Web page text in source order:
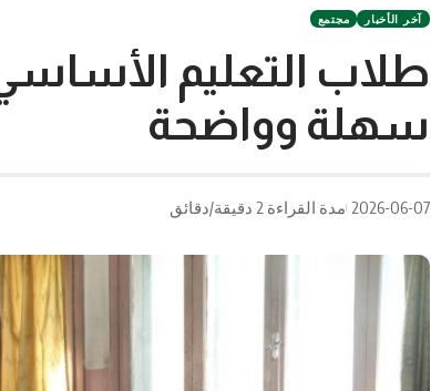
آخر الأخبار مجتمع
طلاب التعليم
سهلة وواضحة
2026-06-07 مدة القراءة 2 دقيقة/دقائق